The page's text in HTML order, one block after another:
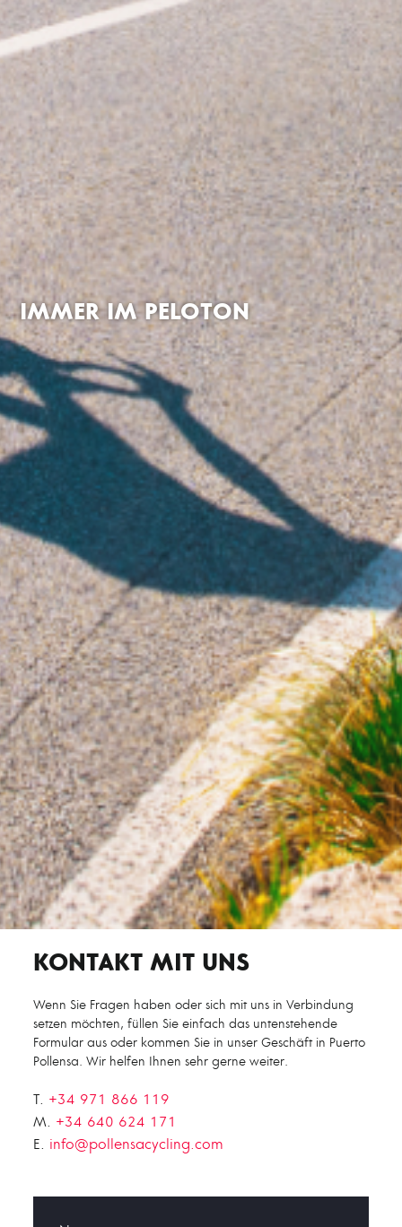
IMMER IM PELOTON
KONTAKT MIT UNS
Wenn Sie Fragen haben oder sich mit uns in Verbindung
setzen möchten, füllen Sie einfach das untenstehende
Formular aus oder kommen Sie in unser Geschäft in Puerto
Pollensa. Wir helfen Ihnen sehr gerne weiter.
T. +34 971 866 119
M. +34 640 624 171
E. info@pollensacycling.com